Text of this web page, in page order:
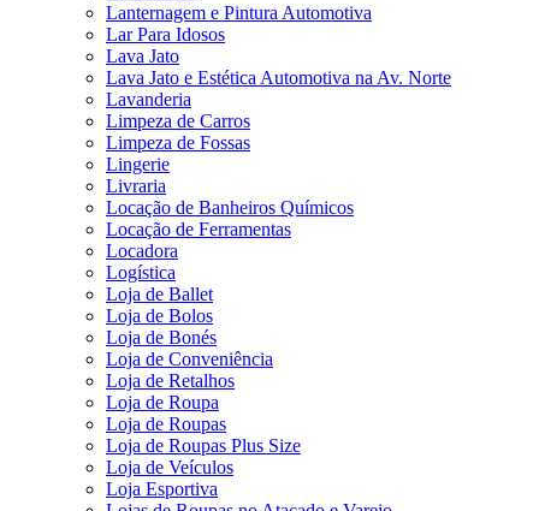
Lanternagem e Pintura Automotiva
Lar Para Idosos
Lava Jato
Lava Jato e Estética Automotiva na Av. Norte
Lavanderia
Limpeza de Carros
Limpeza de Fossas
Lingerie
Livraria
Locação de Banheiros Químicos
Locação de Ferramentas
Locadora
Logística
Loja de Ballet
Loja de Bolos
Loja de Bonés
Loja de Conveniência
Loja de Retalhos
Loja de Roupa
Loja de Roupas
Loja de Roupas Plus Size
Loja de Veículos
Loja Esportiva